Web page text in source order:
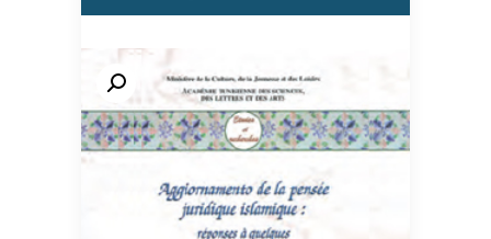
🔍